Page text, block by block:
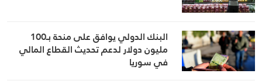
البنك الدولي يوافق على منحة بـ100
مليون دولار لدعم تحديث القطاع المالي
في سوريا